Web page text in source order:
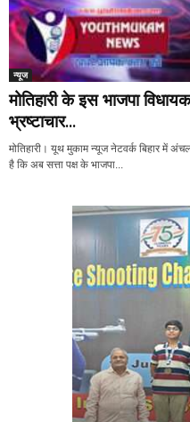
न्यूज
मोतिहारी के इस भाजपा
भ्रष्टाचार...
मोतिहारी। यूथ मुकाम न्यूज नेटवर्क बिहार में
है कि अब सत्ता पक्ष के भाजपा...